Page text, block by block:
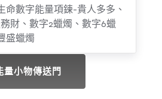
命數字能量項鍊-貴人多多、
財、數字2蠟燭、數字6蠟
盛蠟燭
量小物傳送門